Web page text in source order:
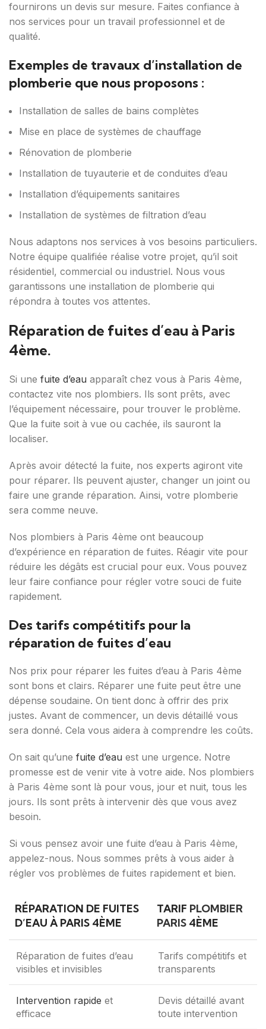
fournirons un devis sur mesure. Faites confiance à
nos services pour un travail professionnel et de
qualité.
Exemples de travaux d’installation de
plomberie que nous proposons :
Installation de salles de bains complètes
Mise en place de systèmes de chauffage
Rénovation de plomberie
Installation de tuyauterie et de conduites d’eau
Installation d’équipements sanitaires
Installation de systèmes de filtration d’eau
Nous adaptons nos services à vos besoins particuliers.
Notre équipe qualifiée réalise votre projet, qu’il soit
résidentiel, commercial ou industriel. Nous vous
garantissons une installation de plomberie qui
répondra à toutes vos attentes.
Réparation de fuites d’eau à Paris
4ème.
Si une fuite d’eau apparaît chez vous à Paris 4ème,
contactez vite nos plombiers. Ils sont prêts, avec
l’équipement nécessaire, pour trouver le problème.
Que la fuite soit à vue ou cachée, ils sauront la
localiser.
Après avoir détecté la fuite, nos experts agiront vite
pour réparer. Ils peuvent ajuster, changer un joint ou
faire une grande réparation. Ainsi, votre plomberie
sera comme neuve.
Nos plombiers à Paris 4ème ont beaucoup
d’expérience en réparation de fuites. Réagir vite pour
réduire les dégâts est crucial pour eux. Vous pouvez
leur faire confiance pour régler votre souci de fuite
rapidement.
Des tarifs compétitifs pour la
réparation de fuites d’eau
Nos prix pour réparer les fuites d’eau à Paris 4ème
sont bons et clairs. Réparer une fuite peut être une
dépense soudaine. On tient donc à offrir des prix
justes. Avant de commencer, un devis détaillé vous
sera donné. Cela vous aidera à comprendre les coûts.
On sait qu’une fuite d’eau est une urgence. Notre
promesse est de venir vite à votre aide. Nos plombiers
à Paris 4ème sont là pour vous, jour et nuit, tous les
jours. Ils sont prêts à intervenir dès que vous avez
besoin.
Si vous pensez avoir une fuite d’eau à Paris 4ème,
appelez-nous. Nous sommes prêts à vous aider à
régler vos problèmes de fuites rapidement et bien.
RÉPARATION DE FUITES
D’EAU À PARIS 4ÈME
TARIF PLOMBIER
PARIS 4ÈME
Réparation de fuites d’eau
visibles et invisibles
Tarifs compétitifs et
transparents
Intervention rapide et
efficace
Devis détaillé avant
toute intervention